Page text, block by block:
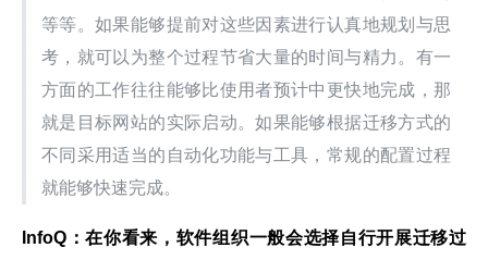
等等。如果能够提前对这些因素进行认真地规划与思
考，就可以为整个过程节省大量的时间与精力。有一
方面的工作往往能够比使用者预计中更快地完成，那
就是目标网站的实际启动。如果能够根据迁移方式的
不同采用适当的自动化功能与工具，常规的配置过程
就能够快速完成。
InfoQ ：在你看来，软件组织一般会选择自行开展迁移过